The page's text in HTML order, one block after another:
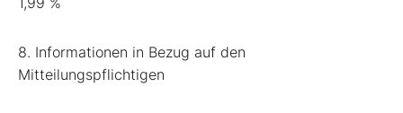
8. Informationen in Bezug auf den
Mitteilungspflichtigen